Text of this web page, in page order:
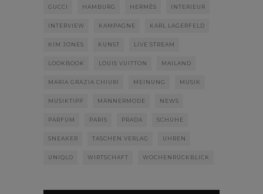
GUCCI HAMBURG HERMÈS INTERIEUR
INTERVIEW KAMPAGNE KARL LAGERFELD
KIM JONES KUNST LIVE STREAM
LOOKBOOK LOUIS VUITTON MAILAND
MARIA GRAZIA CHIURI MEINUNG MUSIK
MUSIKTIPP MÄNNERMODE NEWS
PARFUM PARIS PRADA SCHUHE
SNEAKER TASCHEN VERLAG UHREN
UNIQLO WIRTSCHAFT WOCHENRÜCKBLICK